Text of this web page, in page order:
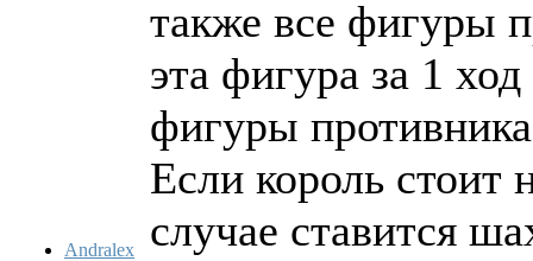
Andralex
также все фигуры
эта фигура за 1
фигуры
Если король стоит
случае ставится